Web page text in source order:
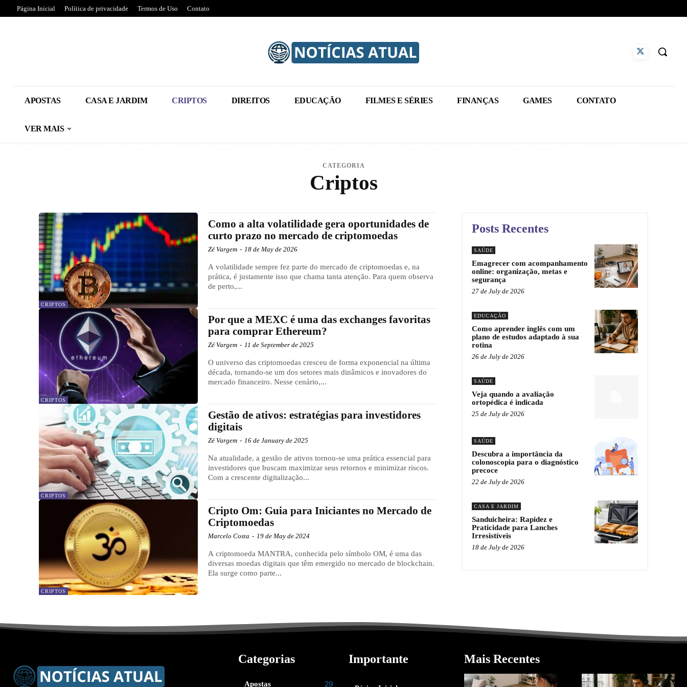
Página Inicial Política de privacidade Termos de Uso Contato
APOSTAS CASA E JARDIM CRIPTOS DIREITOS EDUCAÇÃO FILMES E SÉRIES FINANÇAS GAMES CONTATO
VER MAIS
CATEGORIA
Criptos
CRIPTOS
Como a alta volatilidade gera oportunidades de
curto prazo no mercado de criptomoedas
Zé Vargem - 18 de May de 2026
A volatilidade sempre fez parte do mercado de criptomoedas e, na
prática, é justamente isso que chama tanta atenção. Para quem observa
de perto,...
CRIPTOS
Por que a MEXC é uma das exchanges favoritas
para comprar Ethereum?
Zé Vargem - 11 de September de 2025
O universo das criptomoedas cresceu de forma exponencial na última
década, tornando-se um dos setores mais dinâmicos e inovadores do
mercado financeiro. Nesse cenário,...
CRIPTOS
Gestão de ativos: estratégias para investidores
digitais
Zé Vargem - 16 de January de 2025
Na atualidade, a gestão de ativos tornou-se uma prática essencial para
investidores que buscam maximizar seus retornos e minimizar riscos.
Com a crescente digitalização...
CRIPTOS
Cripto Om: Guia para Iniciantes no Mercado de
Criptomoedas
Marcelo Costa - 19 de May de 2024
A criptomoeda MANTRA, conhecida pelo símbolo OM, é uma das
diversas moedas digitais que têm emergido no mercado de blockchain.
Ela surge como parte...
Posts Recentes
SAÚDE
Emagrecer com acompanhamento
online: organização, metas e
segurança
27 de July de 2026
EDUCAÇÃO
Como aprender inglês com um
plano de estudos adaptado à sua
rotina
26 de July de 2026
SAÚDE
Veja quando a avaliação
ortopédica é indicada
25 de July de 2026
SAÚDE
Descubra a importância da
colonoscopia para o diagnóstico
precoce
22 de July de 2026
CASA E JARDIM
Sanduicheira: Rapidez e
Praticidade para Lanches
Irresistíveis
18 de July de 2026
Categorias
Apostas 29
Importante Mais Recentes